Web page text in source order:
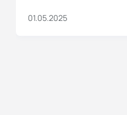
01.05.2025